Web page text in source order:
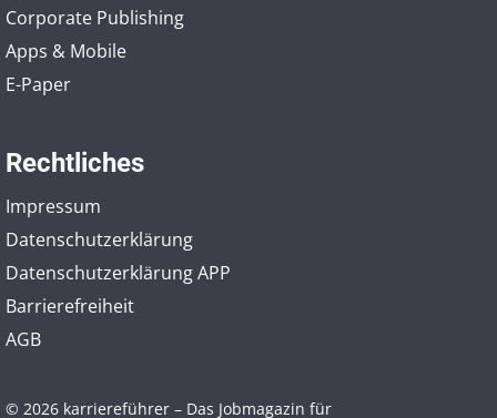
Corporate Publishing
Apps & Mobile
E-Paper
Rechtliches
Impressum
Datenschutzerklärung
Datenschutzerklärung APP
Barrierefreiheit
AGB
© 2026 karriereführer – Das Jobmagazin für